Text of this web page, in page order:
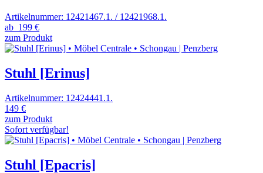
Artikelnummer: 12421467.1. / 12421968.1.
ab 199 €
zum Produkt
Stuhl [Erinus]
Artikelnummer: 12424441.1.
149 €
zum Produkt
Sofort verfügbar!
Stuhl [Epacris]